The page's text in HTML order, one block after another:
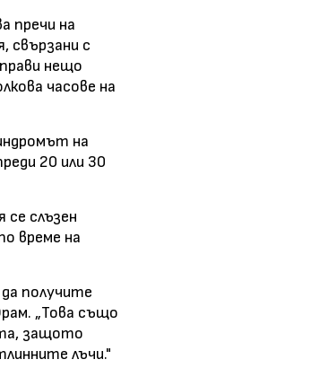
пречи на
свързани с
нещо
часове на
на
20 или 30
се слъзен
време на
получите
„Това също
защото
лъчи."